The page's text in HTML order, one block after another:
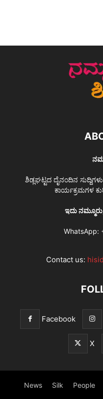
ಶಿಡ್ಲಘಟ್ಟದ ದೈನಂದಿನ
ಕಾರ್ಯಕ್ರಮಗಳ
ಇದು
WhatsApp:
Contact us:
Facebook
X
News Silk People